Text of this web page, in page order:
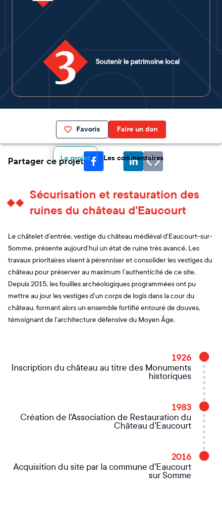
3 Soutenir le patrimoine local
Favoris Faire un don
Le projet Les commentaires
Partager ce projet
Sécurisation et restauration des
ruines du château d'Eaucourt
Le châtelet d’entrée, vestige du château médiéval d’Eaucourt-sur-
Somme, présente aujourd’hui un état de ruine très avancé. Les
travaux prioritaires visent à pérenniser et consolider les vestiges du
château pour préserver au maximum l’authenticité de ce site.
Depuis 2015, les fouilles archéologiques programmées ont pu
mettre au jour les vestiges d’un corps de logis dans la cour du
château, formant alors un ensemble fortifié entouré de douves,
témoignant de l’architecture défensive du Moyen Âge.
1926
Inscription du château au titre des Monuments
historiques
1983
Création de l'Association de Restauration du
Château d'Eaucourt
2016
Acquisition du site par la commune d'Eaucourt
sur Somme